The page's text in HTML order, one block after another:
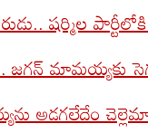
షర్మిల
జగన్ మామయ్యకు
అడగలేదేం